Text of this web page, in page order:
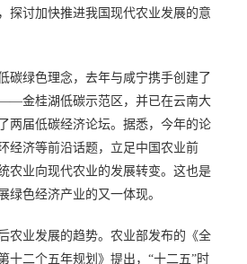
探讨加快推进我国现代农业发展的意
碳绿色理念，去年与咸宁携手创建了
金桂湖低碳示范区，并已在云南大
两届低碳经济论坛。据悉，今年的论
经济等前沿话题，立足中国农业前
农业向现代农业的发展转变。这也是
绿色经济产业的又一体现。
农业发展的趋势。农业部发布的《全
十二个五年规划》提出，“十二五”时